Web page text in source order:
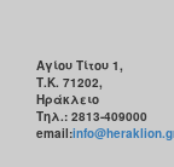
Αγίου Τίτου 1,
Τ.Κ. 71202,
Ηράκλειο
Τηλ.: 2813-409000
email: